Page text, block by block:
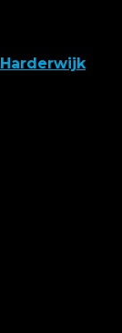
Harderwijk